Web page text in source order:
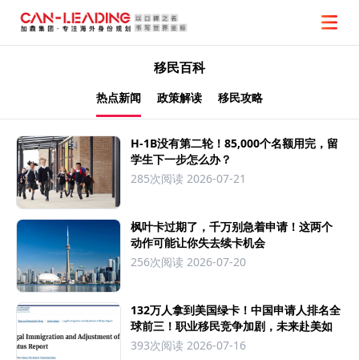
移民百科
热点新闻 政策解读 移民攻略
H-1B没有第二轮！85,000个名额用完，留
学生下一步怎么办？
285次阅读 2026-07-21
枫叶卡过期了，千万别急着申请！这两个
动作可能让你失去续卡机会
256次阅读 2026-07-20
132万人拿到美国绿卡！中国申请人排名全
球前三！职业移民竞争加剧，未来赴美如
何布局？
393次阅读 2026-07-16